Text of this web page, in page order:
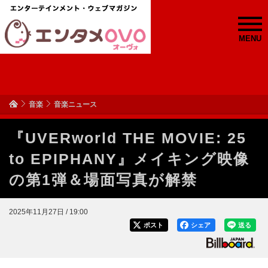
MENU
音楽 音楽ニュース
『UVERworld THE MOVIE: 25
to EPIPHANY』メイキング映像
の第1弾＆場面写真が解禁
2025年11月27日 / 19:00
送る
シェア
ポスト